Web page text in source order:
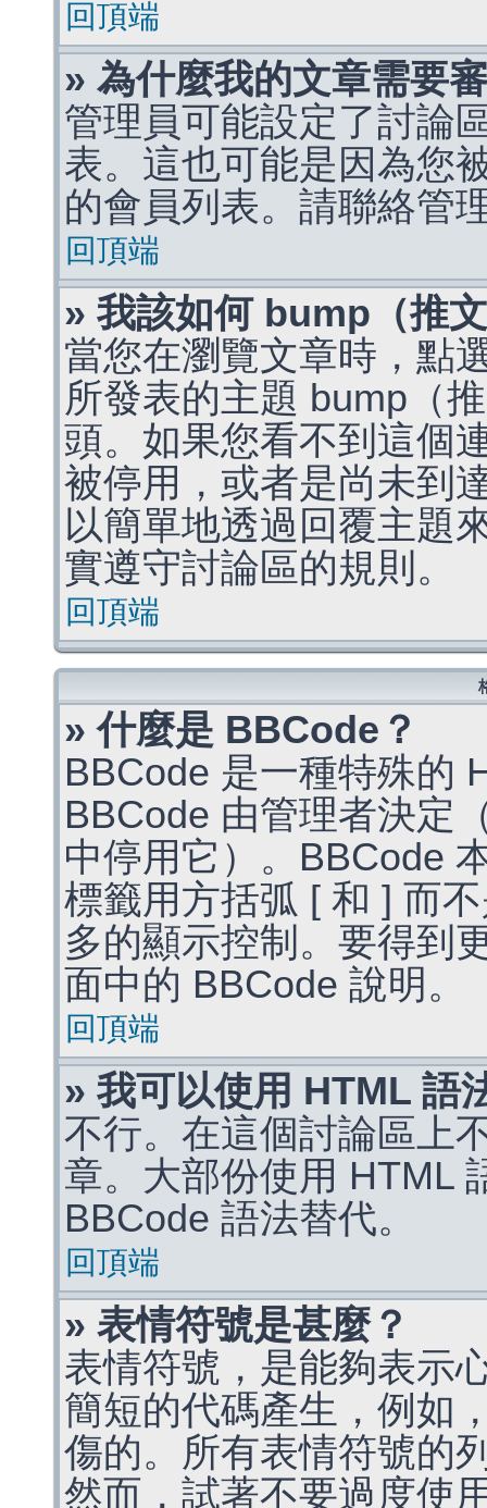
回頂端
» 為什麼我的文章需要
管理員可能設定了討論
表。這也可能是因為您
的會員列表。請聯絡管
回頂端
» 我該如何 bump（推
當您在瀏覽文章時，點
所發表的主題 bump（
頭。如果您看不到這個
被停用，或者是尚未到
以簡單地透過回覆主題
實遵守討論區的規則。
回頂端
» 什麼是 BBCode？
BBCode 是一種特殊的
BBCode 由管理者決定
中停用它）。BBCode
標籤用方括弧 [ 和 ] 而
多的顯示控制。要得到
面中的 BBCode 說明。
回頂端
» 我可以使用 HTML 語
不行。在這個討論區上
章。大部份使用 HTML
BBCode 語法替代。
回頂端
» 表情符號是甚麼？
表情符號，是能夠表示
簡短的代碼產生，例如
傷的。所有表情符號的
然而，試著不要過度使